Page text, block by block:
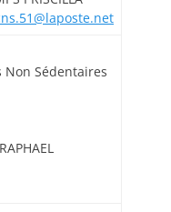
Non Sédentaires